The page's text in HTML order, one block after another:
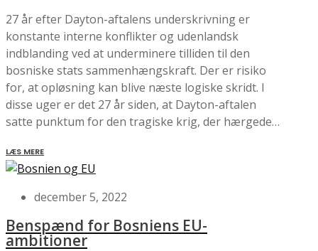
27 år efter Dayton-aftalens underskrivning er
konstante interne konflikter og udenlandsk
indblanding ved at underminere tilliden til den
bosniske stats sammenhængskraft. Der er risiko
for, at opløsning kan blive næste logiske skridt. I
disse uger er det 27 år siden, at Dayton-aftalen
satte punktum for den tragiske krig, der hærgede…
LÆS MERE
december 5, 2022
Benspænd for Bosniens EU-
ambitioner